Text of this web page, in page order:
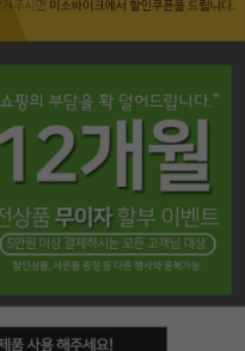
페이코 라이프